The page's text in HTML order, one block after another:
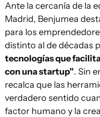
Ante la cercanía de la
Madrid, Benjumea
para los
distinto al de décadas
tecnologías que
con una startup”. Sin
recalca que las
verdadero sentido
factor humano y la